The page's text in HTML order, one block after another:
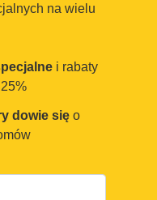
na wielu
i rabaty
dowie się o